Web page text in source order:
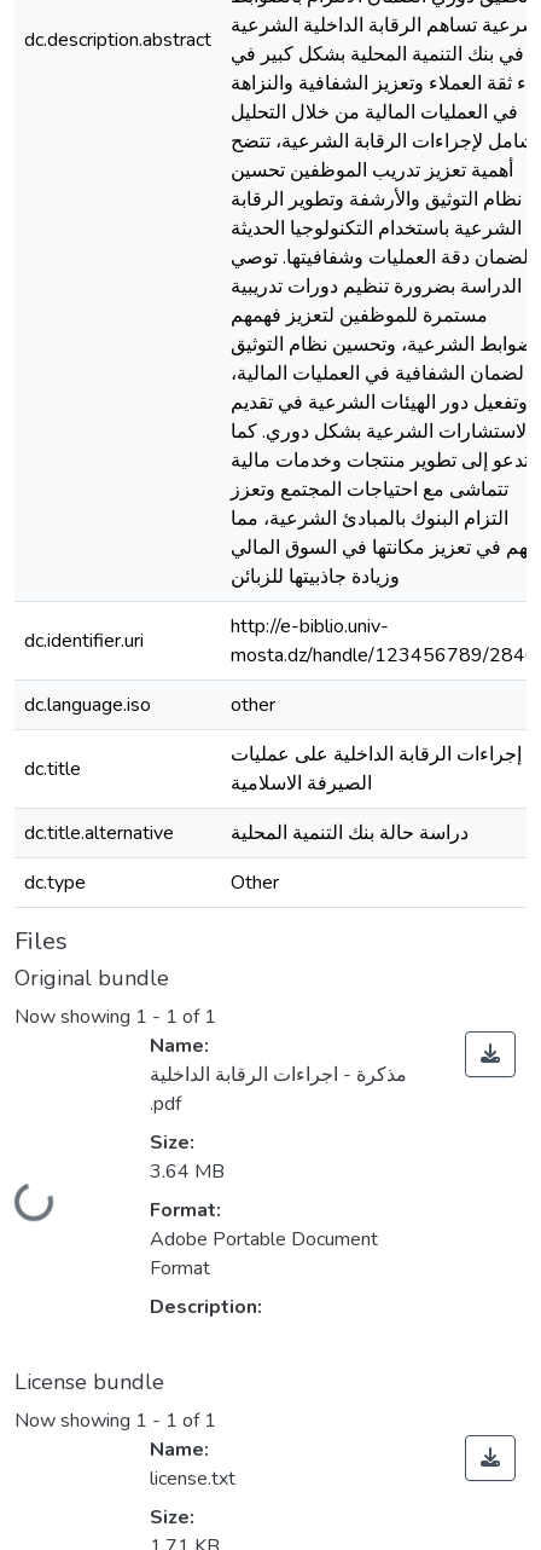
dc.description.abstract
تساهم الرقابة الداخلية الشرعية
في بنك التنمية المحلية بشكل كبير في
ثقة العملاء وتعزيز الشفافية والنزاهة
في العمليات المالية من خلال التحليل
لإجراءات الرقابة الشرعية، تتضح
أهمية تعزيز تدريب الموظفين تحسين
نظام التوثيق والأرشفة وتطوير الرقابة
الشرعية باستخدام التكنولوجيا الحديثة
لضمان دقة العمليات وشفافيتها. توصي
الدراسة بضرورة تنظيم دورات تدريبية
مستمرة للموظفين لتعزيز فهمهم
الشرعية، وتحسين نظام التوثيق
لضمان الشفافية في العمليات المالية،
وتفعيل دور الهيئات الشرعية في تقديم
الاستشارات الشرعية بشكل دوري. كما
تدعو إلى تطوير منتجات وخدمات مالية
تتماشى مع احتياجات المجتمع وتعزز
التزام البنوك بالمبادئ الشرعية، مما
في تعزيز مكانتها في السوق المالي
وزيادة جاذبيتها للزبائن
dc.identifier.uri
http://e-biblio.univ-
mosta.dz/handle/123456789/
dc.language.iso
other
dc.title
إجراءات الرقابة الداخلية على عمليات
الصيرفة الاسلامية
dc.title.alternative
دراسة حالة بنك التنمية المحلية
dc.type
Other
Files
Original bundle
Now showing 1 - 1 of 1
Loading...
Name:
مذكرة - اجراءات الرقابة الداخلية
.pdf
Size:
3.64 MB
Format:
Adobe Portable Document
Format
Description:
License bundle
Now showing 1 - 1 of 1
Name:
license.txt
Size: